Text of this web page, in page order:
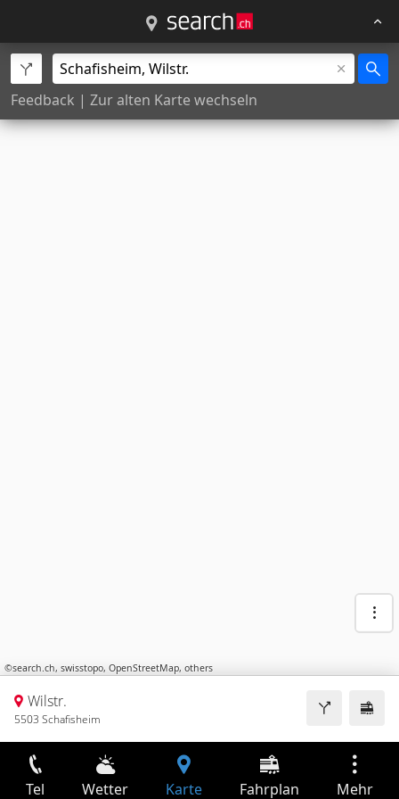
Feedback | Zur alten Karte wechseln
©search.ch, swisstopo, OpenStreetMap, others
Wilstr.
5503 Schafisheim
Tel Wetter Karte Fahrplan Mehr